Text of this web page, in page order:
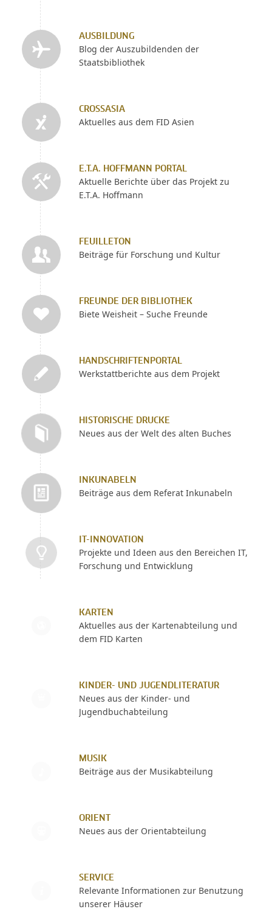
AUSBILDUNG
Blog der Auszubildenden der
Staatsbibliothek
CROSSASIA
Aktuelles aus dem FID Asien
E.T.A. HOFFMANN PORTAL
Aktuelle Berichte über das Projekt zu
E.T.A. Hoffmann
FEUILLETON
Beiträge für Forschung und Kultur
FREUNDE DER BIBLIOTHEK
Biete Weisheit – Suche Freunde
HANDSCHRIFTENPORTAL
Werkstattberichte aus dem Projekt
HISTORISCHE DRUCKE
Neues aus der Welt des alten Buches
INKUNABELN
Beiträge aus dem Referat Inkunabeln
IT-INNOVATION
Projekte und Ideen aus den Bereichen IT,
Forschung und Entwicklung
KARTEN
Aktuelles aus der Kartenabteilung und
dem FID Karten
KINDER- UND JUGENDLITERATUR
Neues aus der Kinder- und
Jugendbuchabteilung
MUSIK
Beiträge aus der Musikabteilung
ORIENT
Neues aus der Orientabteilung
SERVICE
Relevante Informationen zur Benutzung
unserer Häuser